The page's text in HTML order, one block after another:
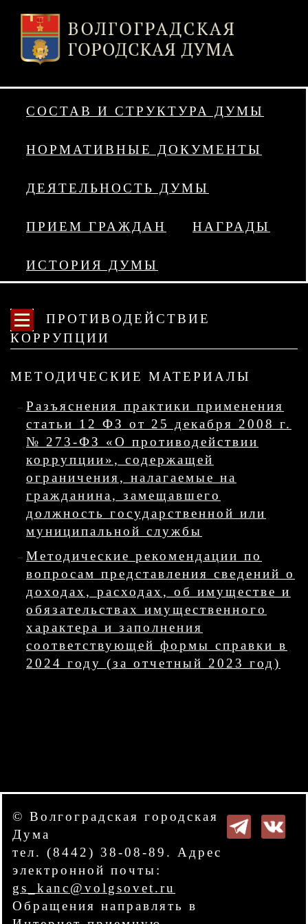
СОСТАВ И СТРУКТУРА ДУМЫ
НОРМАТИВНЫЕ ДОКУМЕНТЫ
ДЕЯТЕЛЬНОСТЬ ДУМЫ
ПРИЕМ ГРАЖДАН НАГРАДЫ
ИСТОРИЯ ДУМЫ
ПРОТИВОДЕЙСТВИЕ
КОРРУПЦИИ
МЕТОДИЧЕСКИЕ МАТЕРИАЛЫ
Разъяснения практики применения
статьи 12 ФЗ от 25 декабря 2008 г.
№ 273-ФЗ «О противодействии
коррупции», содержащей
ограничения, налагаемые на
гражданина, замещавшего
должность государственной или
муниципальной службы
Методические рекомендации по
вопросам представления сведений о
доходах, расходах, об имуществе и
обязательствах имущественного
характера и заполнения
соответствующей формы справки в
2024 году (за отчетный 2023 год)
© Волгоградская городская
Дума
тел. (8442) 38-08-89. Адрес
электронной почты:
gs_kanc@volgsovet.ru
Обращения направлять в